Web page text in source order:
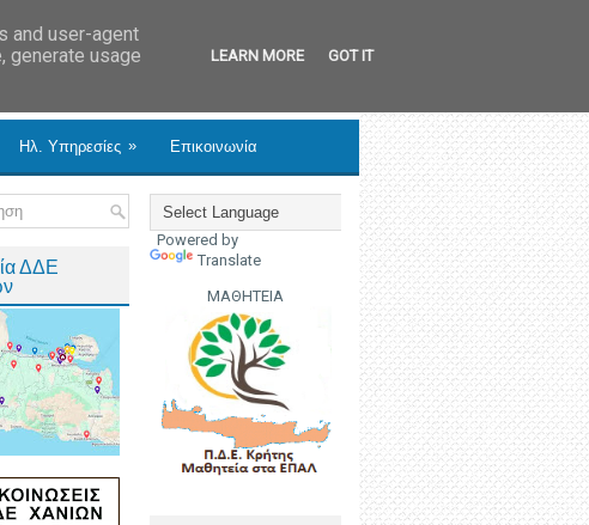
Ηλ. Υπηρεσίες » Επικοινωνία
ΔΔΕ
Powered by
Translate
ΜΑΘΗΤΕΙΑ
and user-agent
generate usage
LEARN MORE GOT IT